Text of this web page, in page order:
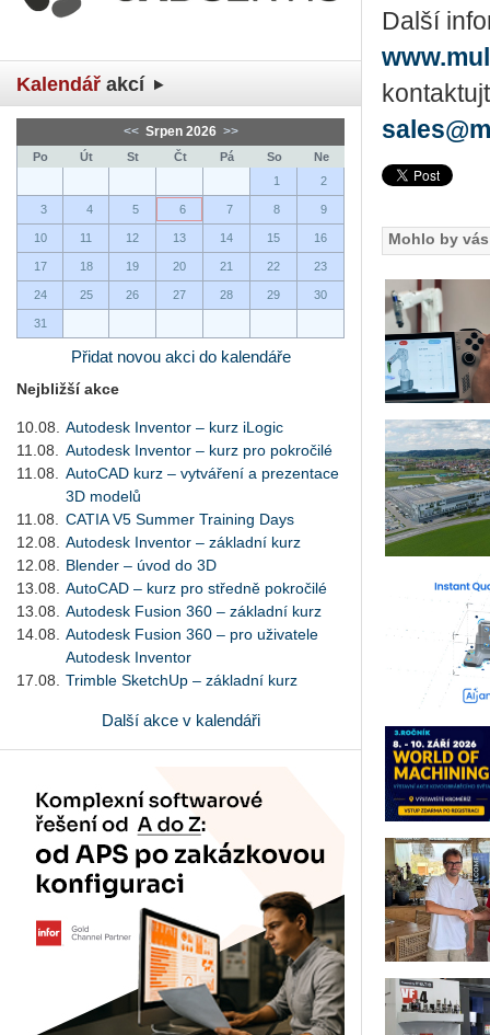
Kalendář akcí
<< Srpen 2026 >>
Po Út St Čt Pá So
Ne
1
2
3 4 5 6 7 8 9
10 11 12 13 14 15 16
17 18 19 20 21 22 23
24 25 26 27 28 29 30
31
Přidat novou akci do kalendáře
Nejbližší akce
10.08.
Autodesk Inventor – kurz iLogic
11.08.
Autodesk Inventor – kurz pro pokročilé
11.08.
AutoCAD kurz – vytváření a prezentace
3D modelů
11.08.
CATIA V5 Summer Training Days
12.08.
Autodesk Inventor – základní kurz
12.08.
Blender – úvod do 3D
13.08.
AutoCAD – kurz pro středně pokročilé
13.08.
Autodesk Fusion 360 – základní kurz
14.08.
Autodesk Fusion 360 – pro uživatele
Autodesk Inventor
17.08.
Trimble SketchUp – základní kurz
Další akce v kalendáři
Další
Mohlo by